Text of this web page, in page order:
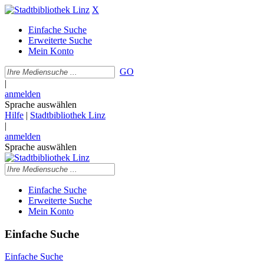
X
Einfache Suche
Erweiterte Suche
Mein Konto
GO
|
anmelden
Sprache auswählen
Hilfe | Stadtbibliothek Linz
|
anmelden
Sprache auswählen
Einfache Suche
Erweiterte Suche
Mein Konto
Einfache Suche
Einfache Suche